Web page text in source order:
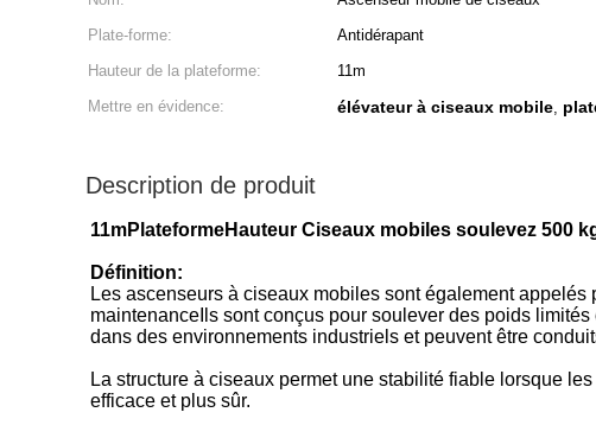
Plate-forme:
Antidérapant
Hauteur de la plateforme:
11m
Mettre en évidence:
élévateur à ciseaux mobile,
Description de produit
11mPlateformeHauteur Ciseaux mobiles soulevez 500
Définition:
Les ascenseurs à ciseaux mobiles sont également
maintenanceIls sont conçus pour soulever des poids
dans des environnements industriels et peuvent être
La structure à ciseaux permet une stabilité fiable lorsque
efficace et plus sûr.